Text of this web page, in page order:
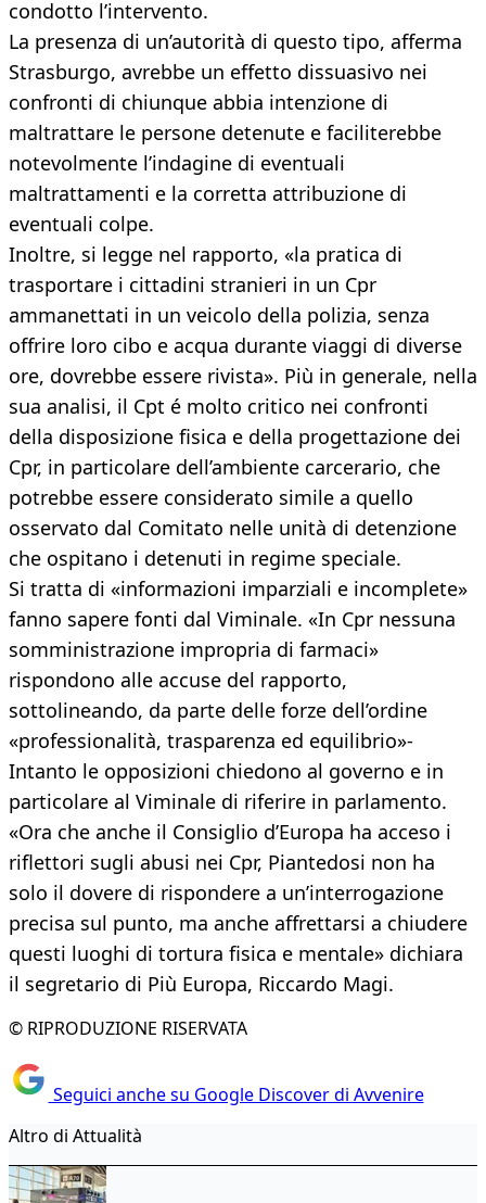
condotto l’intervento.
La presenza di un’autorità di questo tipo, afferma
Strasburgo, avrebbe un effetto dissuasivo nei
confronti di chiunque abbia intenzione di
maltrattare le persone detenute e faciliterebbe
notevolmente l’indagine di eventuali
maltrattamenti e la corretta attribuzione di
eventuali colpe.
Inoltre, si legge nel rapporto, «la pratica di
trasportare i cittadini stranieri in un Cpr
ammanettati in un veicolo della polizia, senza
offrire loro cibo e acqua durante viaggi di diverse
ore, dovrebbe essere rivista». Più in generale, nella
sua analisi, il Cpt é molto critico nei confronti
della disposizione fisica e della progettazione dei
Cpr, in particolare dell’ambiente carcerario, che
potrebbe essere considerato simile a quello
osservato dal Comitato nelle unità di detenzione
che ospitano i detenuti in regime speciale.
Si tratta di «informazioni imparziali e incomplete»
fanno sapere fonti dal Viminale. «In Cpr nessuna
somministrazione impropria di farmaci»
rispondono alle accuse del rapporto,
sottolineando, da parte delle forze dell’ordine
«professionalità, trasparenza ed equilibrio»-
Intanto le opposizioni chiedono al governo e in
particolare al Viminale di riferire in parlamento.
«Ora che anche il Consiglio d’Europa ha acceso i
riflettori sugli abusi nei Cpr, Piantedosi non ha
solo il dovere di rispondere a un’interrogazione
precisa sul punto, ma anche affrettarsi a chiudere
questi luoghi di tortura fisica e mentale» dichiara
il segretario di Più Europa, Riccardo Magi.
© RIPRODUZIONE RISERVATA
Seguici anche su Google Discover di Avvenire
Altro di Attualità